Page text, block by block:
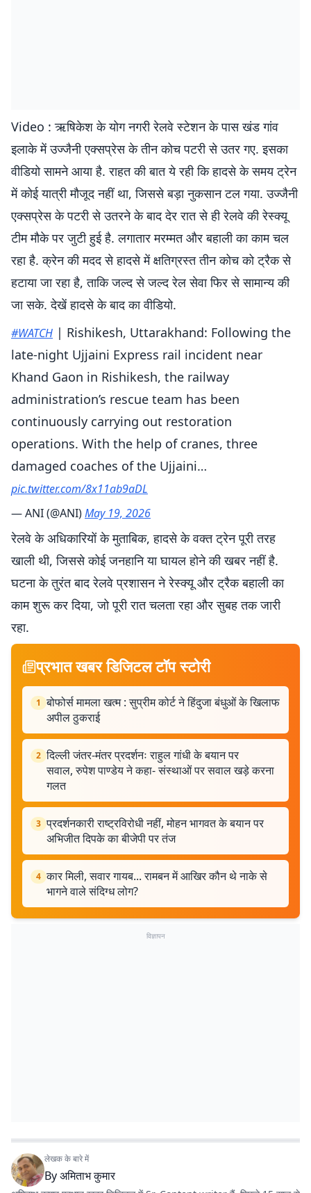
Video : ऋषिकेश के योग नगरी रेलवे स्टेशन के पास खंड गांव
इलाके में उज्जैनी एक्सप्रेस के तीन कोच पटरी से उतर गए. इसका
वीडियो सामने आया है. राहत की बात ये रही कि हादसे के समय ट्रेन
में कोई यात्री मौजूद नहीं था, जिससे बड़ा नुकसान टल गया. उज्जैनी
एक्सप्रेस के पटरी से उतरने के बाद देर रात से ही रेलवे की रेस्क्यू
टीम मौके पर जुटी हुई है. लगातार मरम्मत और बहाली का काम चल
रहा है. क्रेन की मदद से हादसे में क्षतिग्रस्त तीन कोच को ट्रैक से
हटाया जा रहा है, ताकि जल्द से जल्द रेल सेवा फिर से सामान्य की
जा सके. देखें हादसे के बाद का वीडियो.
#WATCH | Rishikesh, Uttarakhand: Following the
late-night Ujjaini Express rail incident near
Khand Gaon in Rishikesh, the railway
administration’s rescue team has been
continuously carrying out restoration
operations. With the help of cranes, three
damaged coaches of the Ujjaini…
pic.twitter.com/8x11ab9aDL
— ANI (@ANI)May 19, 2026
रेलवे के अधिकारियों के मुताबिक, हादसे के वक्त ट्रेन पूरी तरह
खाली थी, जिससे कोई जनहानि या घायल होने की खबर नहीं है.
घटना के तुरंत बाद रेलवे प्रशासन ने रेस्क्यू और ट्रैक बहाली का
काम शुरू कर दिया, जो पूरी रात चलता रहा और सुबह तक जारी
रहा.
प्रभात खबर डिजिटल टॉप स्टोरी
1 बोफोर्स मामला खत्म : सुप्रीम कोर्ट ने हिंदुजा बंधुओं के खिलाफ
अपील ठुकराई
2 दिल्ली जंतर-मंतर प्रदर्शनः राहुल गांधी के बयान पर
सवाल, रुपेश पाण्डेय ने कहा- संस्थाओं पर सवाल खड़े करना
गलत
3 प्रदर्शनकारी राष्ट्रविरोधी नहीं, मोहन भागवत के बयान पर
अभिजीत दिपके का बीजेपी पर तंज
4 कार मिली, सवार गायब... रामबन में आखिर कौन थे नाके से
भागने वाले संदिग्ध लोग?
विज्ञापन
लेखक के बारे में
Byअमिताभ कुमार